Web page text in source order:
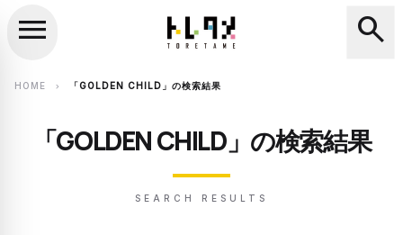
search
menu search
HOME chevron_right 「GOLDEN CHILD」の検索結果
「GOLDEN CHILD」の検索結果
SEARCH RESULTS